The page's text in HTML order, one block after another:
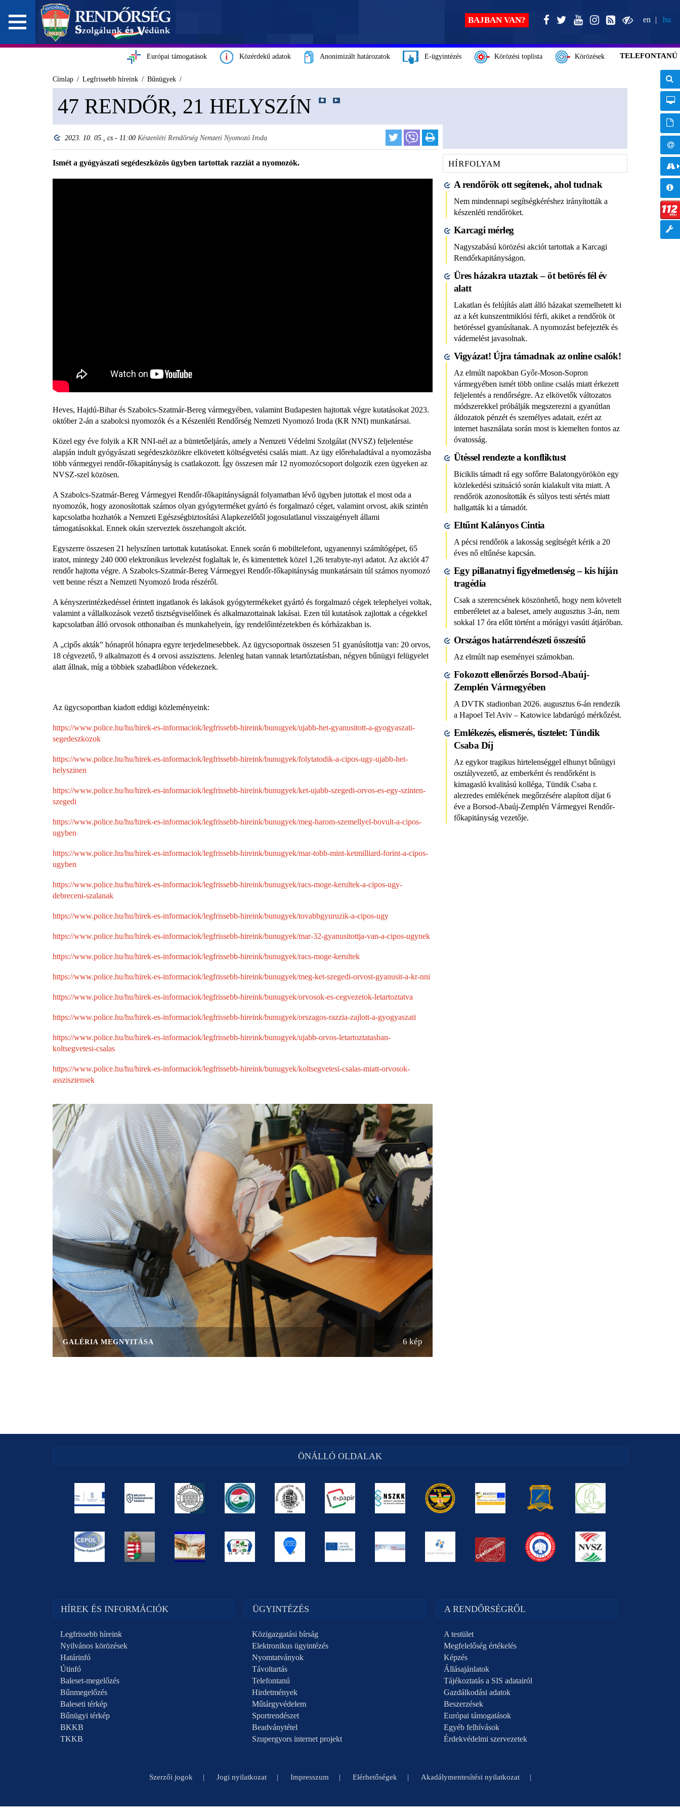
en hu
BAJBAN VAN?
Európai támogatások Közérdekű adatok Anonimizált határozatok E-ügyintézés Körözési toplista Körözések TELEFONTANÚ
Címlap Legfrissebb híreink Bűnügyek
47 RENDŐR, 21 HELYSZÍN
2023. 10. 05., cs - 11:00 Készenléti Rendőrség Nemzeti Nyomozó Iroda
Ismét a gyógyászati segédeszközös ügyben tartottak razziát a nyomozók.
Heves, Hajdú-Bihar és Szabolcs-Szatmár-Bereg vármegyében, valamint Budapesten hajtottak végre kutatásokat 2023.
október 2-án a szabolcsi nyomozók és a Készenléti Rendőrség Nemzeti Nyomozó Iroda (KR NNI) munkatársai.
Közel egy éve folyik a KR NNI-nél az a büntetőeljárás, amely a Nemzeti Védelmi Szolgálat (NVSZ) feljelentése
alapján indult gyógyászati segédeszközökre elkövetett költségvetési csalás miatt. Az ügy előrehaladtával a nyomozásba
több vármegyei rendőr-főkapitányság is csatlakozott. Így összesen már 12 nyomozócsoport dolgozik ezen ügyeken az
NVSZ-szel közösen.
A Szabolcs-Szatmár-Bereg Vármegyei Rendőr-főkapitányságnál folyamatban lévő ügyben jutottak el most oda a
nyomozók, hogy azonosítottak számos olyan gyógyterméket gyártó és forgalmazó céget, valamint orvost, akik szintén
kapcsolatba hozhatók a Nemzeti Egészségbiztosítási Alapkezelőtől jogosulatlanul visszaigényelt állami
támogatásokkal. Ennek okán szerveztek összehangolt akciót.
Egyszerre összesen 21 helyszínen tartottak kutatásokat. Ennek során 6 mobiltelefont, ugyanennyi számítógépet, 65
iratot, mintegy 240 000 elektronikus levelezést foglaltak le, és kimentettek közel 1,26 terabyte-nyi adatot. Az akciót 47
rendőr hajtotta végre. A Szabolcs-Szatmár-Bereg Vármegyei Rendőr-főkapitányság munkatársain túl számos nyomozó
vett benne részt a Nemzeti Nyomozó Iroda részéről.
A kényszerintézkedéssel érintett ingatlanok és lakások gyógytermékeket gyártó és forgalmazó cégek telephelyei voltak,
valamint a vállalkozások vezető tisztségviselőinek és alkalmazottainak lakásai. Ezen túl kutatások zajlottak a cégekkel
kapcsolatban álló orvosok otthonaiban és munkahelyein, így rendelőintézetekben és kórházakban is.
A „cipős akták” hónapról hónapra egyre terjedelmesebbek. Az ügycsoportnak összesen 51 gyanúsítottja van: 20 orvos,
18 cégvezető, 9 alkalmazott és 4 orvosi asszisztens. Jelenleg hatan vannak letartóztatásban, négyen bűnügyi felügyelet
alatt állnak, míg a többiek szabadlábon védekeznek.
Az ügycsoportban kiadott eddigi közleményeink:
https://www.police.hu/hu/hirek-es-informaciok/legfrissebb-hireink/bunugyek/ujabb-het-gyanusitott-a-gyogyaszati-
segedeszkozok
https://www.police.hu/hu/hirek-es-informaciok/legfrissebb-hireink/bunugyek/folytatodik-a-cipos-ugy-ujabb-het-
helyszinen
https://www.police.hu/hu/hirek-es-informaciok/legfrissebb-hireink/bunugyek/ket-ujabb-szegedi-orvos-es-egy-szinten-
szegedi
https://www.police.hu/hu/hirek-es-informaciok/legfrissebb-hireink/bunugyek/meg-harom-szemellyel-bovult-a-cipos-
ugyben
https://www.police.hu/hu/hirek-es-informaciok/legfrissebb-hireink/bunugyek/mar-tobb-mint-ketmilliard-forint-a-cipos-
ugyben
https://www.police.hu/hu/hirek-es-informaciok/legfrissebb-hireink/bunugyek/racs-moge-kerultek-a-cipos-ugy-
debreceni-szalanak
https://www.police.hu/hu/hirek-es-informaciok/legfrissebb-hireink/bunugyek/tovabbgyuruzik-a-cipos-ugy
https://www.police.hu/hu/hirek-es-informaciok/legfrissebb-hireink/bunugyek/mar-32-gyanusitottja-van-a-cipos-ugynek
https://www.police.hu/hu/hirek-es-informaciok/legfrissebb-hireink/bunugyek/racs-moge-kerultek
https://www.police.hu/hu/hirek-es-informaciok/legfrissebb-hireink/bunugyek/meg-ket-szegedi-orvost-gyanusit-a-kr-nni
https://www.police.hu/hu/hirek-es-informaciok/legfrissebb-hireink/bunugyek/orvosok-es-cegvezetok-letartoztatva
https://www.police.hu/hu/hirek-es-informaciok/legfrissebb-hireink/bunugyek/orszagos-razzia-zajlott-a-gyogyaszati
https://www.police.hu/hu/hirek-es-informaciok/legfrissebb-hireink/bunugyek/ujabb-orvos-letartoztatasban-
koltsegvetesi-csalas
https://www.police.hu/hu/hirek-es-informaciok/legfrissebb-hireink/bunugyek/koltsegvetesi-csalas-miatt-orvosok-
asszisztensek
6 kép
GALÉRIA MEGNYITÁSA
HÍRFOLYAM
A rendőrök ott segítenek, ahol tudnak
Nem mindennapi segítségkéréshez irányították a
készenléti rendőröket.
Karcagi mérleg
Nagyszabású körözési akciót tartottak a Karcagi
Rendőrkapitányságon.
Üres házakra utaztak – öt betörés fél év
alatt
Lakatlan és felújítás alatt álló házakat szemelhetett ki
az a két kunszentmiklósi férfi, akiket a rendőrök öt
betöréssel gyanúsítanak. A nyomozást befejezték és
vádemelést javasolnak.
Vigyázat! Újra támadnak az online csalók!
Az elmúlt napokban Győr-Moson-Sopron
vármegyében ismét több online csalás miatt érkezett
feljelentés a rendőrségre. Az elkövetők változatos
módszerekkel próbálják megszerezni a gyanútlan
áldozatok pénzét és személyes adatait, ezért az
internet használata során most is kiemelten fontos az
óvatosság.
Ütéssel rendezte a konfliktust
Biciklis támadt rá egy sofőrre Balatongyörökön egy
közlekedési szituáció során kialakult vita miatt. A
rendőrök azonosították és súlyos testi sértés miatt
hallgatták ki a támadót.
Eltűnt Kalányos Cintia
A pécsi rendőrök a lakosság segítségét kérik a 20
éves nő eltűnése kapcsán.
Egy pillanatnyi figyelmetlenség – kis híján
tragédia
Csak a szerencsének köszönhető, hogy nem követelt
emberéletet az a baleset, amely augusztus 3-án, nem
sokkal 17 óra előtt történt a mórágyi vasúti átjáróban.
Országos határrendészeti összesítő
Az elmúlt nap eseményei számokban.
Fokozott ellenőrzés Borsod-Abaúj-
Zemplén Vármegyében
A DVTK stadionban 2026. augusztus 6-án rendezik
a Hapoel Tel Aviv – Katowice labdarúgó mérkőzést.
Emlékezés, elismerés, tisztelet: Tündik
Csaba Díj
Az egykor tragikus hirtelenséggel elhunyt bűnügyi
osztályvezető, az emberként és rendőrként is
kimagasló kvalitású kolléga, Tündik Csaba r.
alezredes emlékének megőrzésére alapított díjat 6
éve a Borsod-Abaúj-Zemplén Vármegyei Rendőr-
főkapitányság vezetője.
ÖNÁLLÓ OLDALAK
HÍREK ÉS INFORMÁCIÓK
Legfrissebb híreink
Nyilvános körözések
Határinfó
Útinfó
Baleset-megelőzés
Bűnmegelőzés
Baleseti térkép
Bűnügyi térkép
BKKB
TKKB
ÜGYINTÉZÉS
Közigazgatási bírság
Elektronikus ügyintézés
Nyomtatványok
Távoltartás
Telefontanú
Hirdetmények
Műtárgyvédelem
Sportrendészet
Beadványtétel
Szupergyors internet projekt
A RENDŐRSÉGRŐL
A testület
Megfelelőség értékelés
Képzés
Állásajánlatok
Tájékoztatás a SIS adatairól
Gazdálkodási adatok
Beszerzések
Európai támogatások
Egyéb felhívások
Érdekvédelmi szervezetek
Szerzői jogok Jogi nyilatkozat Impresszum Elérhetőségek Akadálymentesítési nyilatkozat